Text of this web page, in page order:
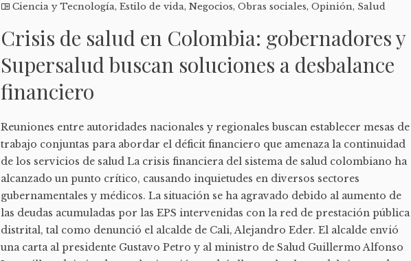
Ciencia y Tecnología,Estilo de vida,Negocios,Obras sociales,Opinión, Salud
Crisis de salud en Colombia: gobernadores y
Supersalud buscan soluciones a desbalance
financiero
Reuniones entre autoridades nacionales y regionales buscan establecer mesas de
trabajo conjuntas para abordar el déficit financiero que amenaza la continuidad
de los servicios de salud La crisis financiera del sistema de salud colombiano ha
alcanzado un punto crítico, causando inquietudes en diversos sectores
gubernamentales y médicos. La situación se ha agravado debido al aumento de
las deudas acumuladas por las EPS intervenidas con la red de prestación pública
distrital, tal como denunció el alcalde de Cali, Alejandro Eder. El alcalde envió
una carta al presidente Gustavo Petro y al ministro de Salud Guillermo Alfonso